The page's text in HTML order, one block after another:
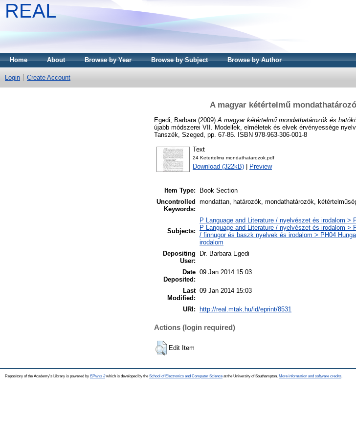
REAL
Home About Browse by Year Browse by Subject Browse by Author
Login Create Account
A magyar kétértelmű
Egedi, Barbara (2009) A magyar kétértelmű mondathatározók és
újabb módszerei VII. Modellek, elméletek és elvek érvényessége
Tanszék, Szeged, pp. 67-85. ISBN 978-963-306-001-8
Text
24 Ketertelmu mondathatarozok.pdf
Download (322kB) Preview
Item Type:
Book Section
Uncontrolled
Keywords:
mondattan, határozók, mondathatározók,
Subjects:
P Language and Literature / nyelvészet és irodalom
P Language and Literature / nyelvészet és irodalom >
/ finnugor és baszk nyelvek és irodalom > PH04
irodalom
Depositing
User:
Dr. Barbara Egedi
Date
Deposited:
09 Jan 2014 15:03
Last
Modified:
09 Jan 2014 15:03
URI: http://real.mtak.hu/id/eprint/8531
Actions (login required)
Edit Item
Repository of the Academy's Library is powered by EPrints 3which is developed by the School of Electronics and Computer Science at the University of Southampton. More information and software credits